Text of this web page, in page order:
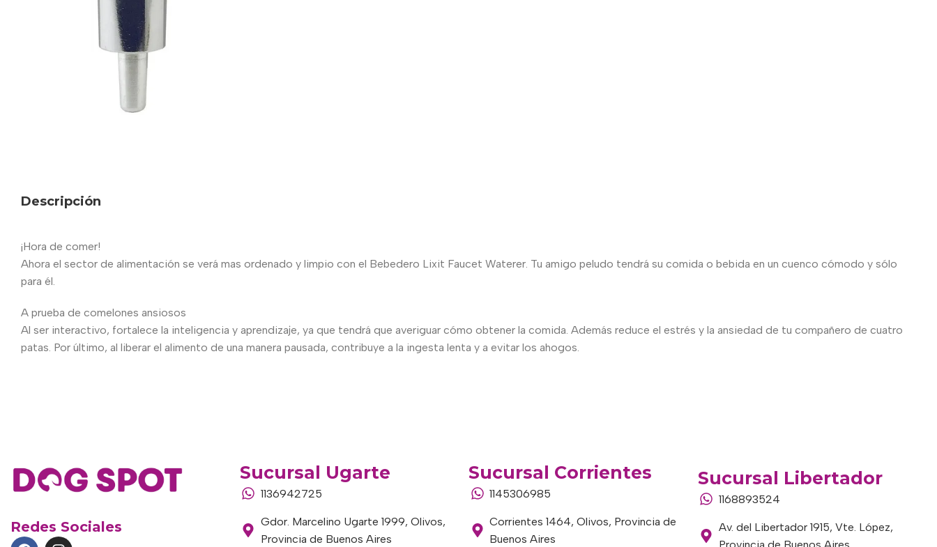
Descripción
¡Hora de comer!
Ahora el sector de alimentación se verá mas ordenado y limpio con el Bebedero Lixit Faucet Waterer. Tu amigo peludo tendrá su comida o bebida en un cuenco cómodo y sólo
para él.
A prueba de comelones ansiosos
Al ser interactivo, fortalece la inteligencia y aprendizaje, ya que tendrá que averiguar cómo obtener la comida. Además reduce el estrés y la ansiedad de tu compañero de cuatro
patas. Por último, al liberar el alimento de una manera pausada, contribuye a la ingesta lenta y a evitar los ahogos.
Redes Sociales
Sucursal Ugarte
1136942725
Gdor. Marcelino Ugarte 1999, Olivos,
Provincia de Buenos Aires
Sucursal Corrientes
1145306985
Corrientes 1464, Olivos, Provincia de
Buenos Aires
Sucursal Libertador
1168893524
Av. del Libertador 1915, Vte. López,
Provincia de Buenos Aires